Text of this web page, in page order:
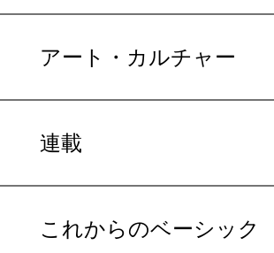
アート・カルチャー
連載
これからのベーシック